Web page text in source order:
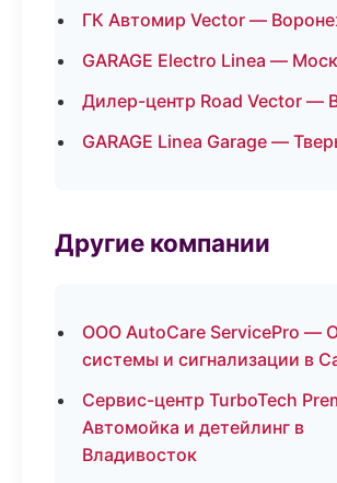
ГК Автомир Vector —
GARAGE Electro Linea —
Дилер-центр Road Vector —
GARAGE Linea Garage —
Другие компании
ООО AutoCare ServicePro —
системы и сигнализации в
Сервис-центр TurboTech
Автомойка и детейлинг в
Владивосток